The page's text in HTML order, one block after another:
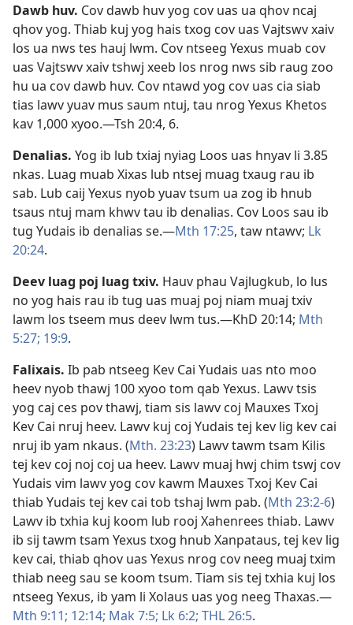
Dawb huv. Cov dawb huv yog cov uas ua qhov ncaj
qhov yog. Thiab kuj yog hais txog cov uas Vajtswv xaiv
los ua nws tes hauj lwm. Cov ntseeg Yexus muab cov
uas Vajtswv xaiv tshwj xeeb los nrog nws sib raug zoo
hu ua cov dawb huv. Cov ntawd yog cov uas cia siab
tias lawv yuav mus saum ntuj, tau nrog Yexus Khetos
kav 1,000 xyoo.​—Tsh 20:4, 6.
Denalias. Yog ib lub txiaj nyiag Loos uas hnyav li 3.85
nkas. Luag muab Xixas lub ntsej muag txaug rau ib
sab. Lub caij Yexus nyob yuav tsum ua zog ib hnub
tsaus ntuj mam khwv tau ib denalias. Cov Loos sau ib
tug Yudais ib denalias se.​—Mth 17:25, taw ntawv; Lk
20:24.
Deev luag poj luag txiv. Hauv phau Vajlugkub, lo lus
no yog hais rau ib tug uas muaj poj niam muaj txiv
lawm los tseem mus deev lwm tus.​—KhD 20:14; Mth
5:27; 19:9.
Falixais. Ib pab ntseeg Kev Cai Yudais uas nto moo
heev nyob thawj 100 xyoo tom qab Yexus. Lawv tsis
yog caj ces pov thawj, tiam sis lawv coj Mauxes Txoj
Kev Cai nruj heev. Lawv kuj coj Yudais tej kev lig kev cai
nruj ib yam nkaus. (Mth. 23:23) Lawv tawm tsam Kilis
tej kev coj noj coj ua heev. Lawv muaj hwj chim tswj cov
Yudais vim lawv yog cov kawm Mauxes Txoj Kev Cai
thiab Yudais tej kev cai tob tshaj lwm pab. (Mth 23:2-6)
Lawv ib txhia kuj koom lub rooj Xahenrees thiab. Lawv
ib sij tawm tsam Yexus txog hnub Xanpataus, tej kev lig
kev cai, thiab qhov uas Yexus nrog cov neeg muaj txim
thiab neeg sau se koom tsum. Tiam sis tej txhia kuj los
ntseeg Yexus, ib yam li Xolaus uas yog neeg Thaxas.​—
Mth 9:11; 12:14; Mak 7:5; Lk 6:2; THL 26:5.